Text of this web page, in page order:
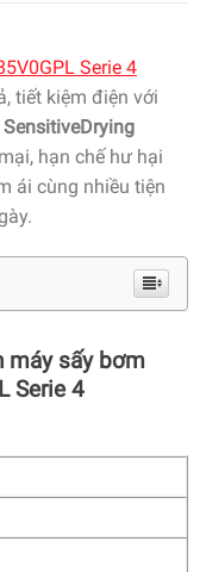
Serie 4
tiết kiệm điện với
hạn chế hư hại
ái cùng nhiều tiện
máy sấy bơm
Serie 4